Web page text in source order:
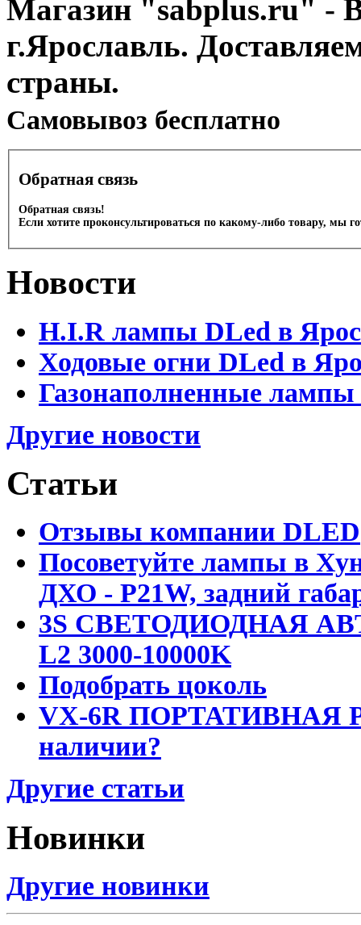
Магазин "sabplus.ru" -
г.Ярославль.
страны.
Cамовывоз бесплатно
Обратная связь
Обратная связь!
Если хотите проконсультироваться по какому-либо товару, мы
Новости
H.I.R лампы DLed в
Ходовые огни DLed в
Газонаполненные
Другие новости
Статьи
Отзывы компании DLED
Посоветуйте лампы в
ДХО - P21W, задний
3S СВЕТОДИОДНАЯ
L2 3000-10000K
Подобрать цоколь
VX-6R ПОРТАТИВНАЯ
наличии?
Другие статьи
Новинки
Другие новинки